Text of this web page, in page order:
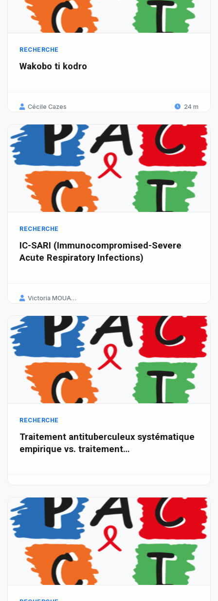
RECHERCHE
Wakobo ti kodro
Cécile Cazes 24 m
RECHERCHE
IC-SARI (Immunocompromised-Severe
Acute Respiratory Infections)
Victoria MOUANGA (ANRS | MIE), AKA Bony (CI et Guinée)
RECHERCHE
Traitement antituberculeux systématique
empirique vs. traitement…